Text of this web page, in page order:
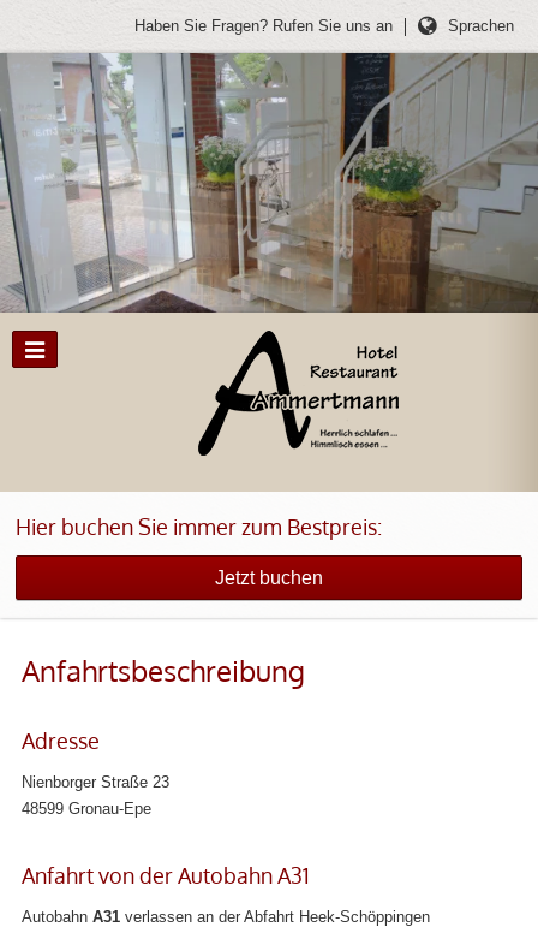
Sprachen
Haben Sie Fragen? Rufen Sie uns an
Hier buchen Sie immer zum Bestpreis:
Jetzt buchen
Anfahrtsbeschreibung
Adresse
Nienborger Straße 23
48599 Gronau-Epe
Anfahrt von der Autobahn A31
AutobahnA31verlassen an der Abfahrt Heek-Schöppingen